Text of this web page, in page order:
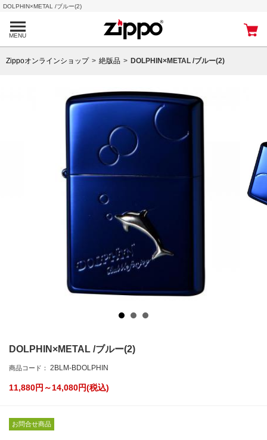
DOLPHIN×METAL /ブルー(2)
MENU
Zippoオンラインショップ 絶版品 DOLPHIN×METAL /ブルー(2)
DOLPHIN×METAL /ブルー(2)
商品コード： 2BLM-BDOLPHIN
11,880円～14,080円(税込)
お問合せ商品